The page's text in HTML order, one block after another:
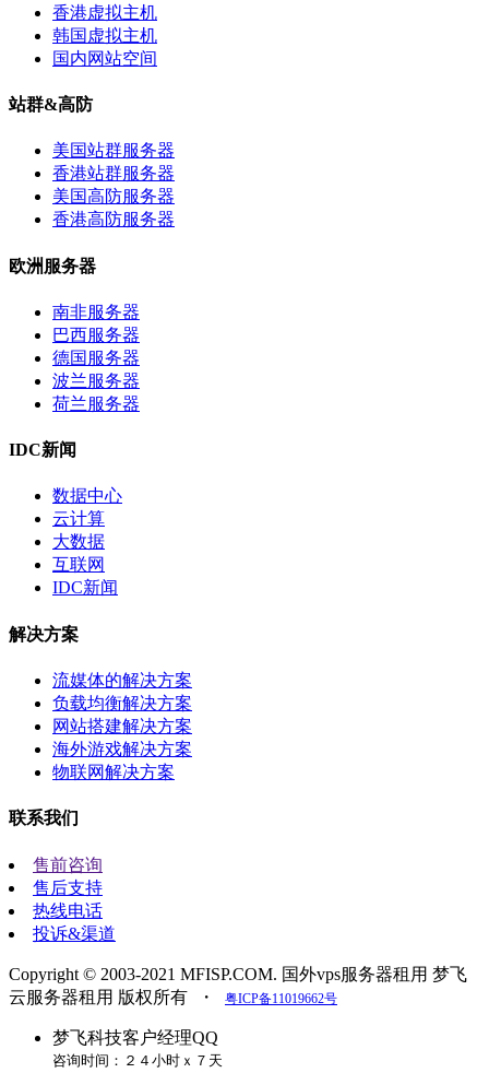
香港虚拟主机
韩国虚拟主机
国内网站空间
站群&高防
美国站群服务器
香港站群服务器
美国高防服务器
香港高防服务器
欧洲服务器
南非服务器
巴西服务器
德国服务器
波兰服务器
荷兰服务器
IDC新闻
数据中心
云计算
大数据
互联网
IDC新闻
解决方案
流媒体的解决方案
负载均衡解决方案
网站搭建解决方案
海外游戏解决方案
物联网解决方案
联系我们
售前咨询
售后支持
热线电话
投诉&渠道
Copyright © 2003-2021 MFISP.COM. 国外vps服务器租用 梦飞
云服务器租用 版权所有
・ 粤ICP备11019662号
梦飞科技客户经理QQ
咨询时间：２４小时ｘ７天